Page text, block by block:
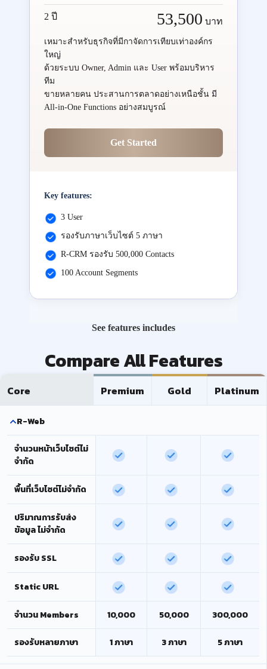
2 ปี 53,500 บาท
เหมาะสำหรับธุรกิจที่มีกาจัดการเทียบเท่าองค์กร
ใหญ่
ด้วยระบบ Owner, Admin และ User พร้อมบริหาร
ทีม
ขายหลายคน ประสานการตลาดอย่างเหนือชั้น มี
All-in-One Functions อย่างสมบูรณ์
Get Started
Key features:
3 User
รองรับภาษาเว็บไซต์ 5 ภาษา
R-CRM รองรับ 500,000 Contacts
100 Account Segments
See features includes
Compare All Features
Core Premium Gold Platinum
R-Web
จำนวนหน้าเว็บไซต์ไม่
จำกัด
พื้นที่เว็บไซต์ไม่จำกัด
ปริมาณการรับส่ง
ข้อมูล ไม่จำกัด
รองรับ SSL
Static URL
จำนวน Members 10,000 50,000 300,000
รองรับหลายภาษา 1 ภาษา 3 ภาษา 5 ภาษา